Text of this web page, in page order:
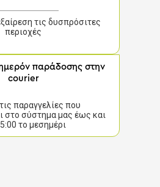
τις δυσπρόσιτες
περιοχές
παράδοσης στην
courier
παραγγελίες που
στο σύστημα μας έως και
το μεσημέρι